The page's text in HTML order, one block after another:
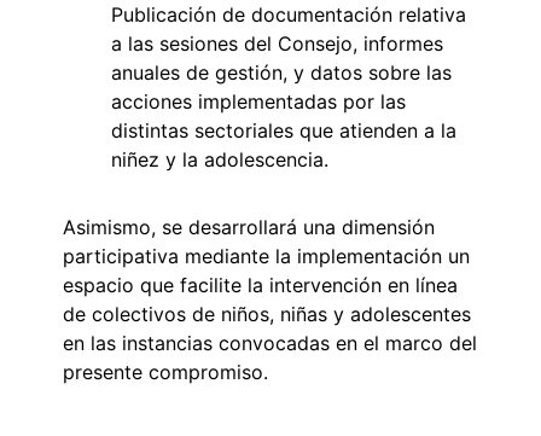
Publicación de documentación relativa
a las sesiones del Consejo, informes
anuales de gestión, y datos sobre las
acciones implementadas por las
distintas sectoriales que atienden a la
niñez y la adolescencia.
Asimismo, se desarrollará una dimensión
participativa mediante la implementación un
espacio que facilite la intervención en línea
de colectivos de niños, niñas y adolescentes
en las instancias convocadas en el marco del
presente compromiso.